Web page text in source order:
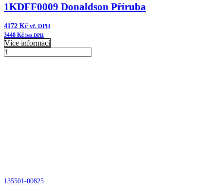
1KDFF0009 Donaldson Příruba
4172 Kč vč. DPH
3448 Kč bez DPH
Více informací
1KDFF0009
135501-00825